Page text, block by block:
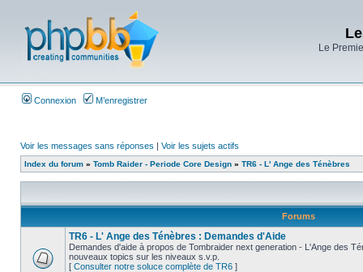
Le
Connexion M’enregistrer
Voir les messages sans réponses | Voir les sujets actifs
Index du forum » Tomb Raider - Periode Core Design » TR6 - L' Ange des Ténèbres
Forums
TR6 - L' Ange des Ténèbres : Demandes d'Aide
Demandes d'aide à propos de Tombraider next generation - L'Ange des
nouveaux topics sur les niveaux s.v.p.
[ Consulter notre soluce complète de TR6 ]